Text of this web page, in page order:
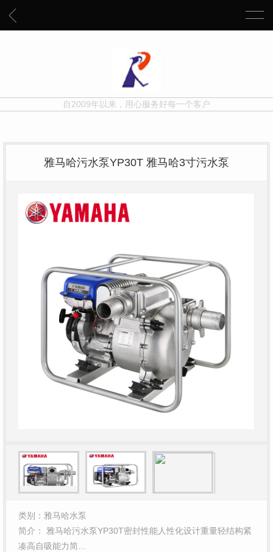
自2009年以来，用心服务好每一个客户
雅马哈污水泵YP30T 雅马哈3寸污水泵
类别：雅马哈水泵
简介： 雅马哈污水泵YP30T密封性能人性化设计重量轻结构紧
凑高自吸能力简…